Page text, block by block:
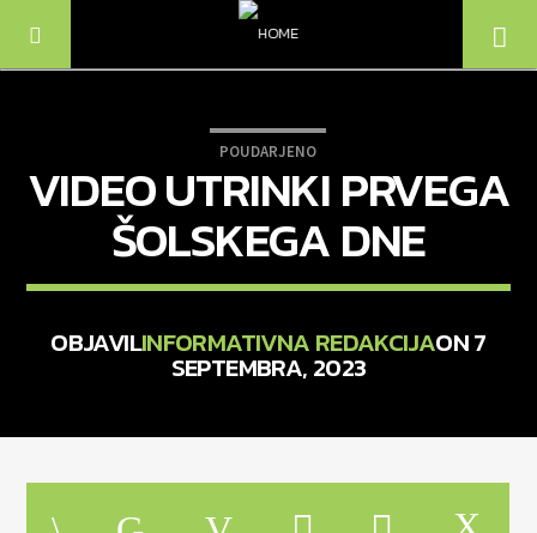
NASLOV
IZVAJALEC
POUDARJENO
VIDEO UTRINKI PRVEGA
ŠOLSKEGA DNE
OBJAVILINFORMATIVNA REDAKCIJAON 7
SEPTEMBRA, 2023